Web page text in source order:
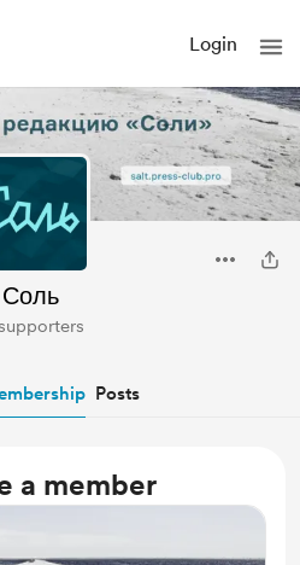
Login
Соль
Posts
a member